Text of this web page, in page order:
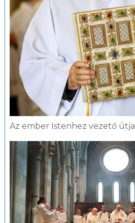
Az ember Istenhez vezető útja